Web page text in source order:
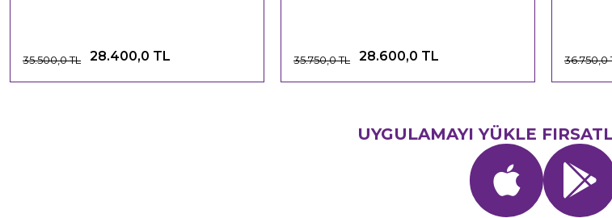
28.400,0 TL
35.500,0 TL 28.600,0 TL
35.750,0 TL 36.750,0
UYGULAMAYI YÜKLE